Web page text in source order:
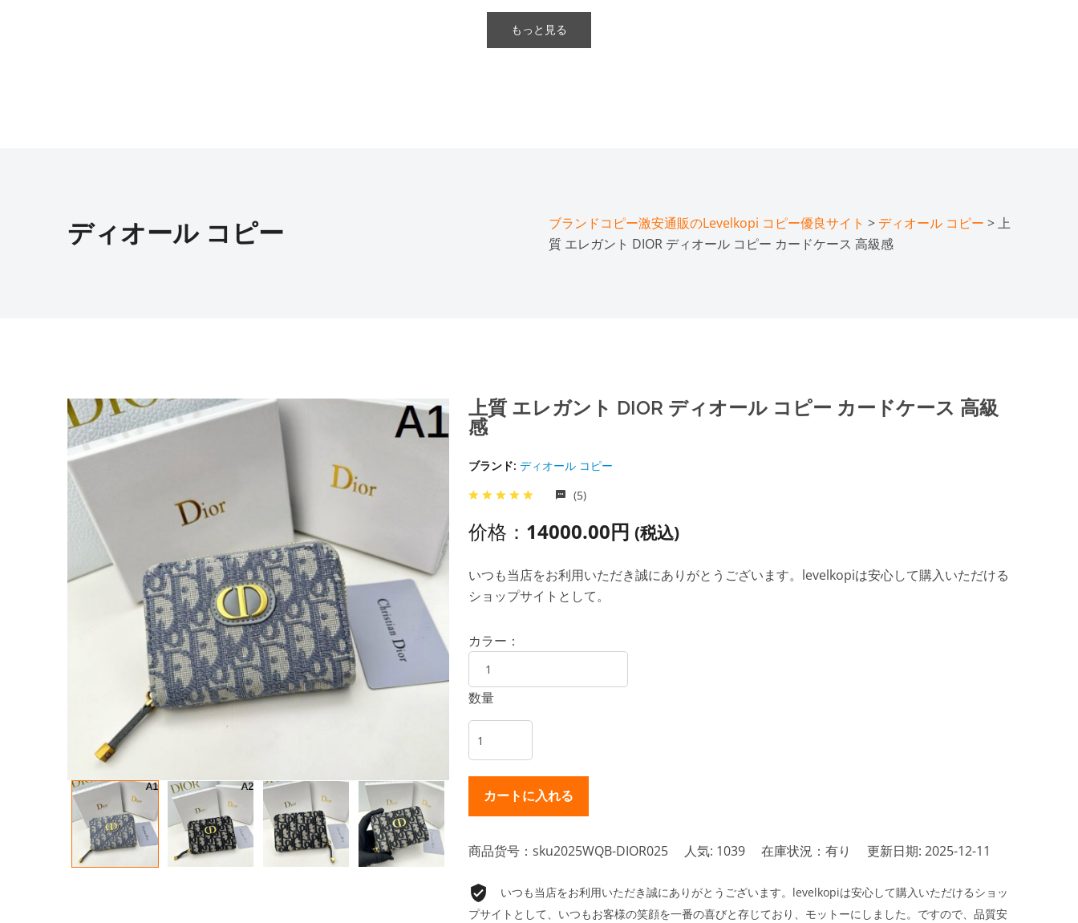
もっと見る
ディオール コピー ブランドコピー激安通販のLevelkopi コピー優良サイト > ディオール コピー > 上
質 エレガント DIOR ディオール コピー カードケース 高級感
上質 エレガント DIOR ディオール コピー カードケース 高級
感
ブランド: ディオール コピー
(5)
价格： 14000.00円 (税込)
いつも当店をお利用いただき誠にありがとうございます。levelkopiは安心して購入いただける
ショップサイトとして。
カラー：
数量
商品货号：sku2025WQB-DIOR025 人気: 1039 在庫状況：有り 更新日期: 2025-12-11
いつも当店をお利用いただき誠にありがとうございます。levelkopiは安心して購入いただけるショッ
プサイトとして、いつもお客様の笑顔を一番の喜びと存じており、モットーにしました。ですので、品質安